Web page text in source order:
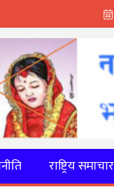
राष्ट्रिय समाचार